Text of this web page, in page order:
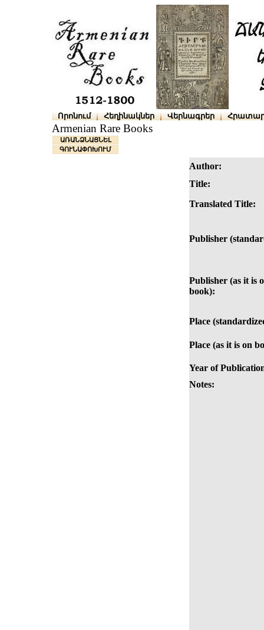
Որոնում Հեղինակներ Վերնագրեր
Armenian Rare Books
ԱՌԱՆՁՆԱՑՆԵԼ
ԳՈՒՆԱՓՈԽՈՒՄ
Author:
Title:
Translated Title:
Publisher
Publisher (as it is
book):
Place
Place (as it is on
Year of
Notes: